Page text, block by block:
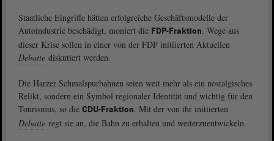
Staatliche Eingriffe hätten erfolgreiche Geschäftsmodelle der
Autoindustrie beschädigt, moniert die FDP-Fraktion. Wege aus
dieser Krise sollen in einer von der FDP initiierten Aktuellen
Debatte diskutiert werden.
Die Harzer Schmalspurbahnen seien weit mehr als ein nostalgisches
Relikt, sondern ein Symbol regionaler Identität und wichtig für den
Tourismus, so die CDU-Fraktion. Mit der von ihr initiierten
Debatte regt sie an, die Bahn zu erhalten und weiterzuentwickeln.